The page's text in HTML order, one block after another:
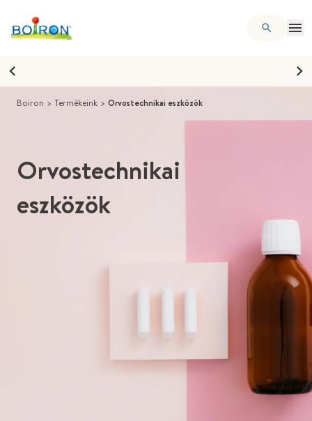
Boiron > Termékeink > Orvostechnikai eszközök
Orvostechnikai
eszközök